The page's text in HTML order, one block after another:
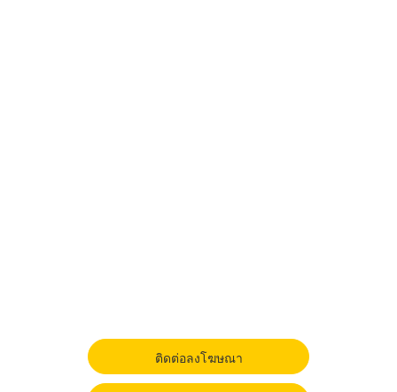
ติดต่อลงโฆษณา